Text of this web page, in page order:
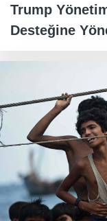
Trump
Desteğine